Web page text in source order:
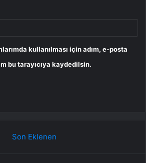
kullanılması için adım, e-posta
bu tarayıcıya kaydedilsin.
Son Eklenen